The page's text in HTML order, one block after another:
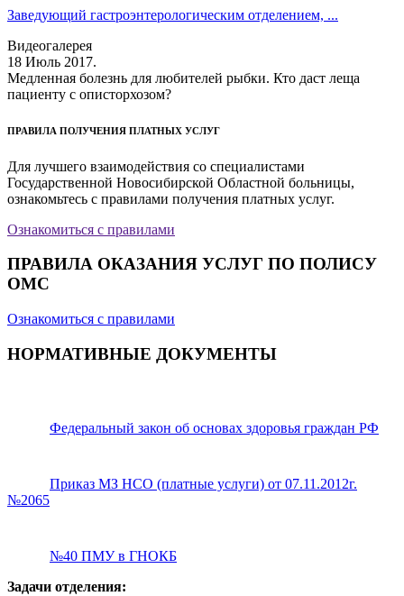
Заведующий гастроэнтерологическим отделением, ...
Видеогалерея
18 Июль 2017.
Медленная болезнь для любителей рыбки. Кто даст леща
пациенту с описторхозом?
ПРАВИЛА ПОЛУЧЕНИЯ ПЛАТНЫХ УСЛУГ
Для лучшего взаимодействия со специалистами
Государственной Новосибирской Областной больницы,
ознакомьтесь с правилами получения платных услуг.
Ознакомиться с правилами
ПРАВИЛА ОКАЗАНИЯ УСЛУГ ПО ПОЛИСУ
ОМС
Ознакомиться с правилами
НОРМАТИВНЫЕ ДОКУМЕНТЫ
Федеральный закон об основах здоровья граждан РФ
Приказ МЗ НСО (платные услуги) от 07.11.2012г.
№2065
№40 ПМУ в ГНОКБ
Задачи отделения: